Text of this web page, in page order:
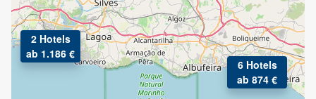
2 Hotels
ab 1.186 €
6 Hotels
ab 874 €